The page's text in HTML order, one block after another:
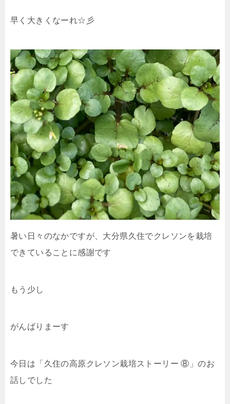
早く大きくなーれ☆彡
暑い日々のなかですが、大分県久住でクレソンを栽培
できていることに感謝です
もう少し
がんばりまーす
今日は「久住の高原クレソン栽培ストーリー ⑧」のお
話しでした